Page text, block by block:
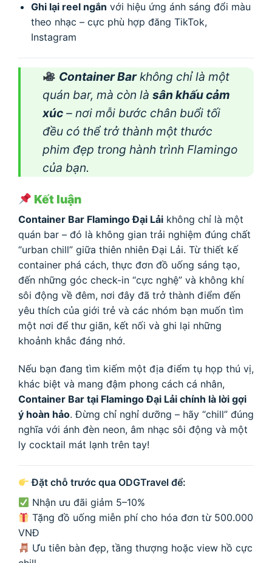
Ghi lại reel ngắn với hiệu ứng ánh sáng đổi màu
theo nhạc – cực phù hợp đăng TikTok,
Instagram
Container Barkhông chỉ là một
quán bar, mà còn là sân khấu cảm
xúc – nơi mỗi bước chân buổi tối
đều có thể trở thành một thước
phim đẹp trong hành trình Flamingo
của bạn.
Kết luận
Container Bar Flamingo Đại Lải không chỉ là một
quán bar – đó là không gian trải nghiệm đúng chất
“urban chill” giữa thiên nhiên Đại Lải. Từ thiết kế
container phá cách, thực đơn đồ uống sáng tạo,
đến những góc check-in “cực nghệ” và không khí
sôi động về đêm, nơi đây đã trở thành điểm đến
yêu thích của giới trẻ và các nhóm bạn muốn tìm
một nơi để thư giãn, kết nối và ghi lại những
khoảnh khắc đáng nhớ.
Nếu bạn đang tìm kiếm một địa điểm tụ họp thú vị,
khác biệt và mang đậm phong cách cá nhân,
Container Bar tại Flamingo Đại Lải chính là lời gợi
ý hoàn hảo. Đừng chỉ nghỉ dưỡng – hãy “chill” đúng
nghĩa với ánh đèn neon, âm nhạc sôi động và một
ly cocktail mát lạnh trên tay!
Đặt chỗ trước qua ODGTravel để:
Nhận ưu đãi giảm 5–10%
Tặng đồ uống miễn phí cho hóa đơn từ 500.000
VNĐ
Ưu tiên bàn đẹp, tầng thượng hoặc view hồ cực